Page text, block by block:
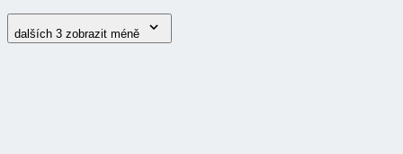
dalších 3 zobrazit méně